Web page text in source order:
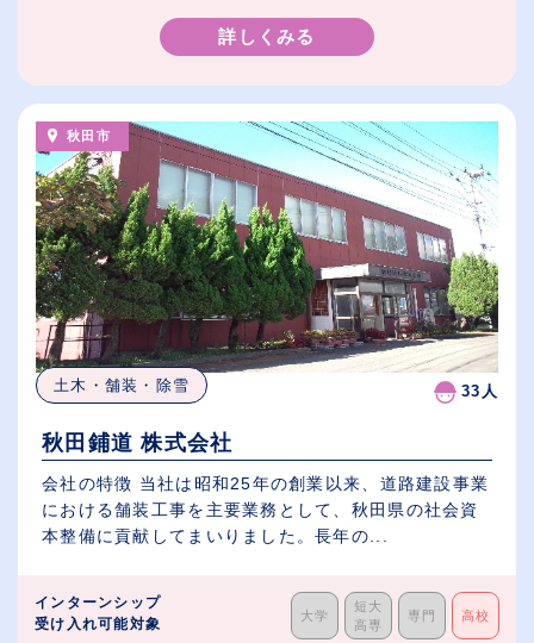
詳しくみる
秋田市
土木・舗装・除雪 33人
秋田鋪道 株式会社
会社の特徴 当社は昭和25年の創業以来、道路建設事業
における舗装工事を主要業務として、秋田県の社会資
本整備に貢献してまいりました。長年の...
インターンシップ
受け入れ可能対象
大学
短大
高専
専門 高校